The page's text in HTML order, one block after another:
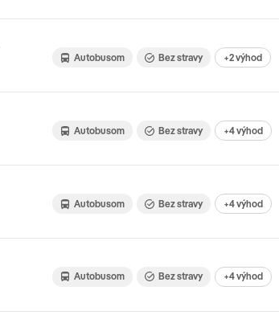
Autobusom Bez stravy +2 výhod
Autobusom Bez stravy +4 výhod
Autobusom Bez stravy +4 výhod
Autobusom Bez stravy +4 výhod